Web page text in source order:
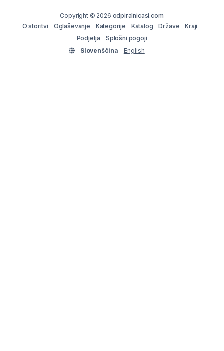
Copyright © 2026 odpiralnicasi.com
O storitvi
Oglaševanje Kategorije Katalog Države
Kraji
Podjetja
Splošni pogoji
Slovenščina
English